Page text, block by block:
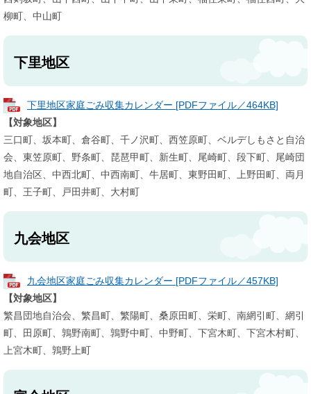
柳町、中山町
下里地区
下里地区家庭ごみ収集カレンダー [PDFファイル／464KB]
【対象地区】
三口町、坂本町、倉谷町、千ノ沢町、西笠原町、ベルデしもさと自治
会、東笠原町、野条町、琵琶甲町、新生町、尾崎町、段下町、尾崎団
地自治区、中西北町、中西南町、牛居町、東野田町、上野田町、両月
町、王子町、戸田井町、大村町
九会地区
九会地区家庭ごみ収集カレンダー [PDFファイル／457KB]
【対象地区】
繁昌団地自治会、繁昌町、繁陽町、桑原田町、栄町、南網引町、網引
町、田原町、鶉野南町、鶉野中町、中野町、下宮木町、下宮木村町、
上宮木町、鶉野上町